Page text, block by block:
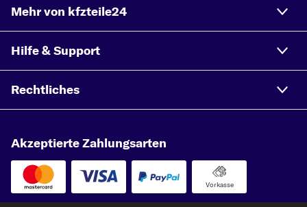
Mehr von kfzteile24
Hilfe & Support
Rechtliches
Akzeptierte Zahlungsarten
Vorkasse